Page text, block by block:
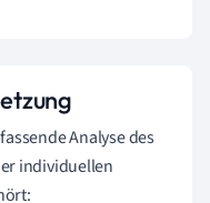
Analyse des
individuellen